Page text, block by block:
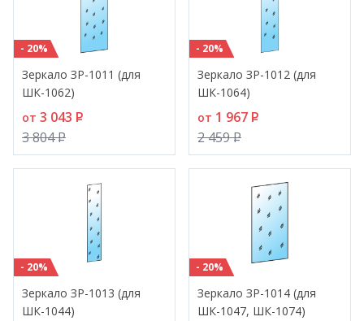
- 20%
Зеркало ЗР-1011 (для
ШК-1062)
от 3 043 P
3 804P
- 20%
Зеркало ЗР-1012 (для
ШК-1064)
от 1 967 P
2 459P
- 20%
Зеркало ЗР-1013 (для
ШК-1044)
- 20%
Зеркало ЗР-1014 (для
ШК-1047, ШК-1074)